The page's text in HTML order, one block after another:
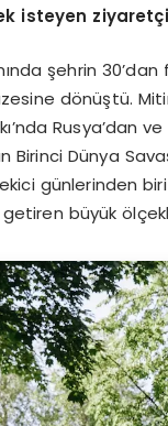
isteyen
şehrin
dönüştü.
Rusya’dan
Birinci Dünya
günlerinden
büyük